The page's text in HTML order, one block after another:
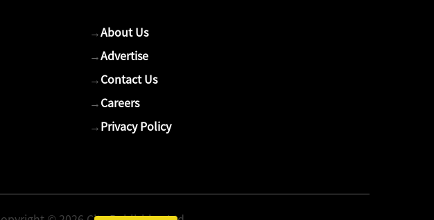
→About Us
→Advertise
→Contact Us
→Careers
→Privacy Policy